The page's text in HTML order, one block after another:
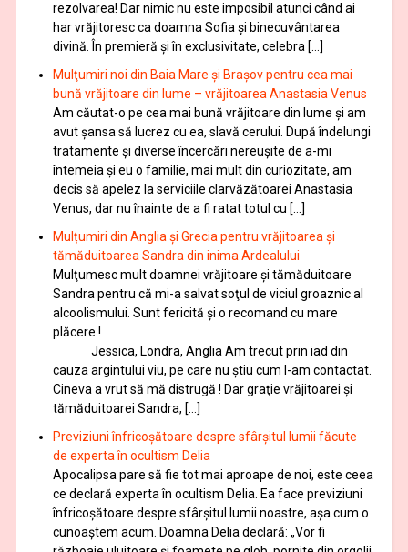
rezolvarea! Dar nimic nu este imposibil atunci când ai
har vrăjitoresc ca doamna Sofia şi binecuvântarea
divină. În premieră şi în exclusivitate, celebra […]
Mulţumiri noi din Baia Mare și Brașov pentru cea mai
bună vrăjitoare din lume – vrăjitoarea Anastasia Venus
Am căutat-o pe cea mai bună vrăjitoare din lume și am
avut șansa să lucrez cu ea, slavă cerului. După îndelungi
tratamente şi diverse încercări nereușite de a-mi
întemeia şi eu o familie, mai mult din curiozitate, am
decis să apelez la serviciile clarvăzătoarei Anastasia
Venus, dar nu înainte de a fi ratat totul cu […]
Mulțumiri din Anglia și Grecia pentru vrăjitoarea și
tămăduitoarea Sandra din inima Ardealului
Mulţumesc mult doamnei vrăjitoare și tămăduitoare
Sandra pentru că mi-a salvat soţul de viciul groaznic al
alcoolismului. Sunt fericită și o recomand cu mare
plăcere !
Jessica, Londra, Anglia Am trecut prin iad din
cauza argintului viu, pe care nu știu cum l-am contactat.
Cineva a vrut să mă distrugă ! Dar graţie vrăjitoarei și
tămăduitoarei Sandra, […]
Previziuni înfricoșătoare despre sfârșitul lumii făcute
de experta în ocultism Delia
Apocalipsa pare să fie tot mai aproape de noi, este ceea
ce declară experta în ocultism Delia. Ea face previziuni
înfricoșătoare despre sfârșitul lumii noastre, așa cum o
cunoaștem acum. Doamna Delia declară: „Vor fi